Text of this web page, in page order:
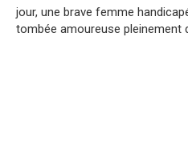
jour, une brave femme
tombée amoureuse pleinement